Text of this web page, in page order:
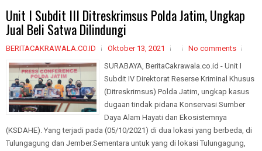
Unit I Subdit III Ditreskrimsus Polda Jatim, Ungkap
Jual Beli Satwa Dilindungi
BERITACAKRAWALA.CO.ID Oktober 13, 2021
No comments
SURABAYA, BeritaCakrawala.co.id - Unit I
Subdit IV Direktorat Reserse Kriminal Khusus
(Ditreskrimsus) Polda Jatim, ungkap kasus
dugaan tindak pidana Konservasi Sumber
Daya Alam Hayati dan Ekosistemnya
(KSDAHE). Yang terjadi pada (05/10/2021) di dua lokasi yang berbeda, di
Tulungagung dan Jember.Sementara untuk yang di lokasi Tulungagung,